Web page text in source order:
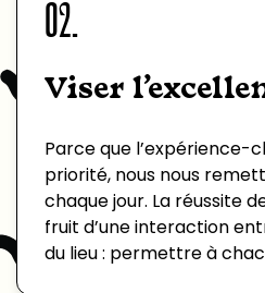
02.
Viser
Parce que l’expérience-
priorité, nous nous
chaque jour. La réussite
fruit d’une interaction
du lieu : permettre à